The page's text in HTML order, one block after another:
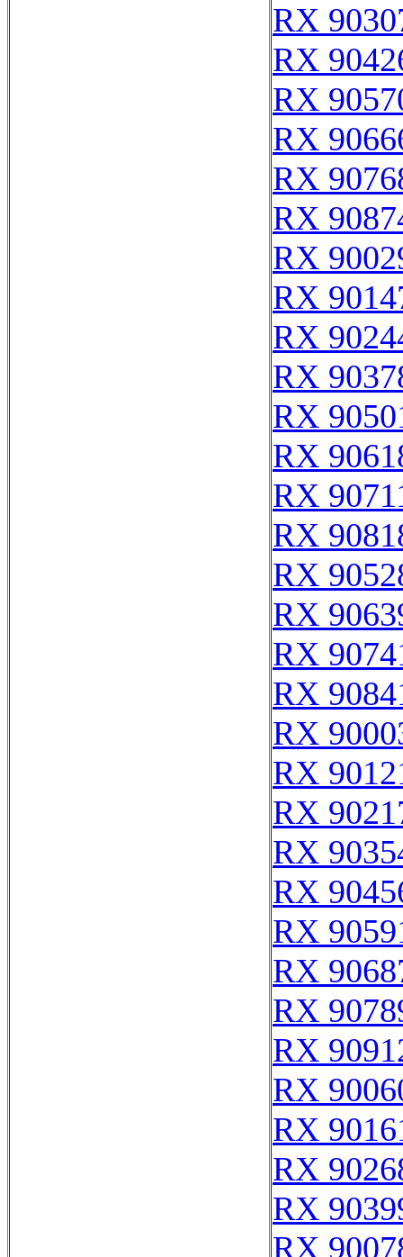
RX
RX
RX
RX
RX
RX
RX
RX
RX
RX
RX
RX
RX
RX
RX
RX
RX
RX
RX
RX
RX
RX
RX
RX
RX
RX
RX
RX
RX
RX
RX
RX